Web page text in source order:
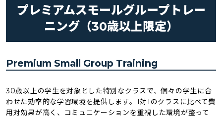
プレミアムスモールグループトレー
ニング（30歳以上限定）
Premium Small Group Training
30歳以上の学生を対象とした特別なクラスで、個々の学生に合
わせた効率的な学習環境を提供します。1対1のクラスに比べて費
用対効果が高く、コミュニケーションを重視した環境が整って